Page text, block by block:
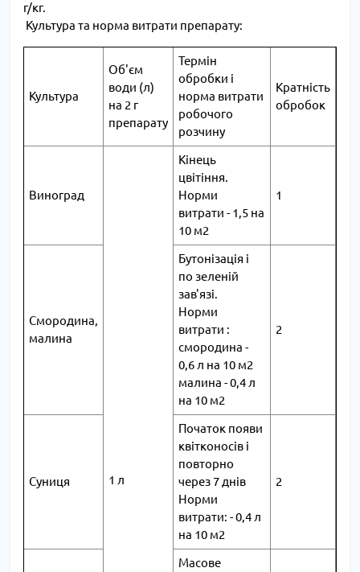
г/кг.
Культура та норма витрати препарату:
Культура
Об'єм
води (л)
на 2 г
препарату
Термін
обробки і
норма витрати
робочого
розчину
Кратність
обробок
Виноград
1 л
Кінець
цвітіння.
Норми
витрати - 1,5 на
10 м2
1
Смородина,
малина
Бутонізація і
по зеленій
зав'язі.
Норми
витрати :
смородина -
0,6 л на 10 м2
малина - 0,4 л
на 10 м2
2
Суниця
Початок появи
квітконосів і
повторно
через 7 днів
Норми
витрати: - 0,4 л
на 10 м2
2
Масове